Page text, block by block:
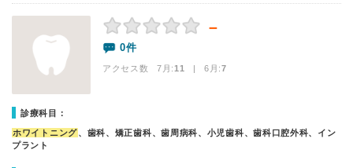
－
0件
アクセス数 7月:11 | 6月:7
診療科目：
ホワイトニング、歯科、矯正歯科、歯周病科、小児歯科、歯科口腔外科、イン
プラント